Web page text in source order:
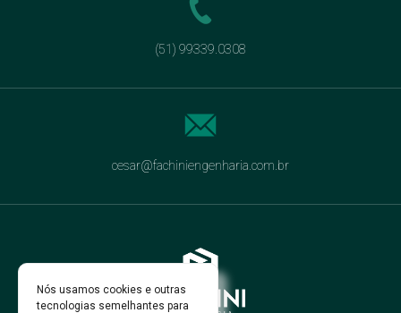
Nós usamos cookies e outras
tecnologias semelhantes para
(51) 99339.0308
cesar@fachiniengenharia.com.br